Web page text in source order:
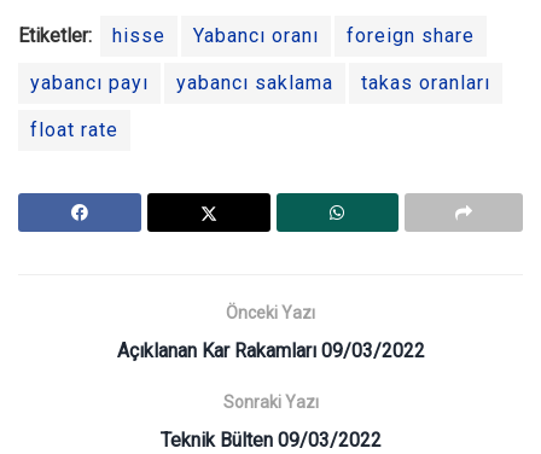
Etiketler: hisse Yabancı oranı foreign share
yabancı payı yabancı saklama takas oranları
float rate
Önceki Yazı
Açıklanan Kar Rakamları 09/03/2022
Sonraki Yazı
Teknik Bülten 09/03/2022